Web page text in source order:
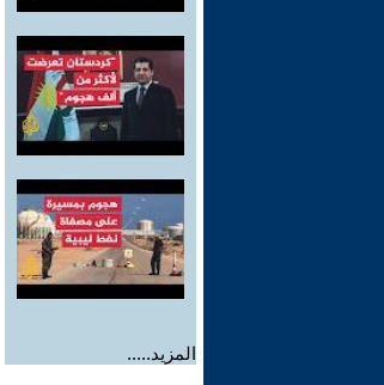
المزيد.....